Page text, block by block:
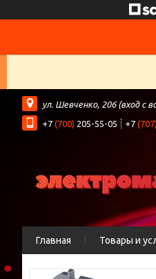
ул. Шевченко, 206 (вход с
+7 (700) 205-55-05 +7 (707)
Главная Товары и